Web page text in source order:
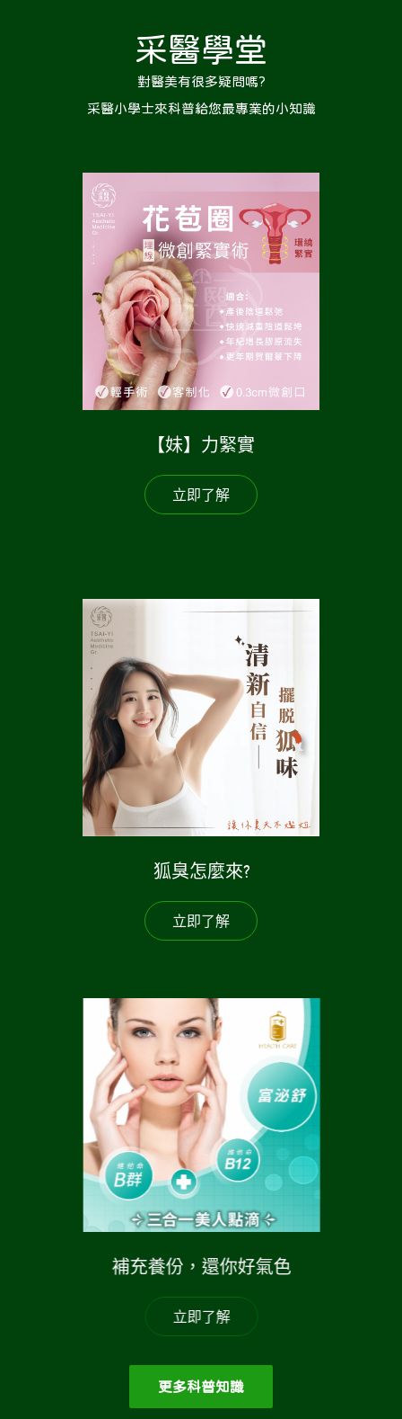
采醫學堂
對醫美有很多疑問嗎?
采醫小學士來科普給您最專業的小知識
【妹】力緊實
立即了解
狐臭怎麼來?
立即了解
補充養份，還你好氣色
立即了解
更多科普知識